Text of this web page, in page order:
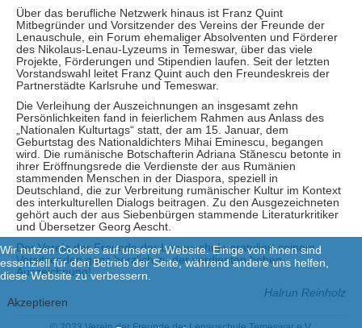
Über das berufliche Netzwerk hinaus ist Franz Quint
Mitbegründer und Vorsitzender des Vereins der Freunde der
Lenauschule, ein Forum ehemaliger Absolventen und Förderer
des Nikolaus-Lenau-Lyzeums in Temeswar, über das viele
Projekte, Förderungen und Stipendien laufen. Seit der letzten
Vorstandswahl leitet Franz Quint auch den Freundeskreis der
Partnerstädte Karlsruhe und Temeswar.
Die Verleihung der Auszeichnungen an insgesamt zehn
Persönlichkeiten fand in feierlichem Rahmen aus Anlass des
„Nationalen Kulturtags“ statt, der am 15. Januar, dem
Geburtstag des Nationaldichters Mihai Eminescu, begangen
wird. Die rumänische Botschafterin Adriana Stănescu betonte in
ihrer Eröffnungsrede die Verdienste der aus Rumänien
stammenden Menschen in der Diaspora, speziell in
Deutschland, die zur Verbreitung rumänischer Kultur im Kontext
des interkulturellen Dialogs beitragen. Zu den Ausgezeichneten
gehört auch der aus Siebenbürgen stammende Literaturkritiker
und Übersetzer Georg Aescht.
Der Verein der Freunde der Lenauschule gratuliert seinem
Vorsitzenden ganz herzlich zu der verdienten hohen
Auszeichnung!
Halrun Reinholz
Wir nutzen Cookies auf unserer Website. Einige von ihnen sind
essenziell für den Betrieb der Seite, während andere uns helfen,
diese Website zu verbessern.
Akzeptieren